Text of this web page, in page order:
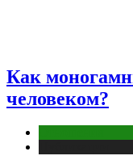
Как
человеком?